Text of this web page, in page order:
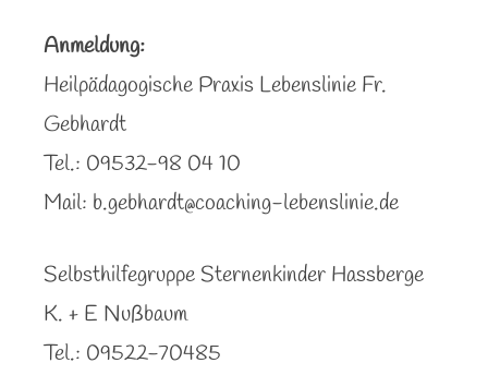
Anmeldung:
Heilpädagogische Praxis Lebenslinie Fr.
Gebhardt
Tel.: 09532-98 04 10
Mail: b.gebhardt@coaching-lebenslinie.de
Selbsthilfegruppe Sternenkinder Hassberge
K. + E Nußbaum
Tel.: 09522-70485